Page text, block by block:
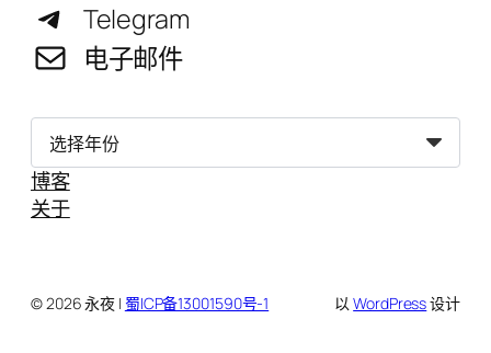
Telegram
电子邮件
归
博客
关于
© 2026 永夜 | 蜀ICP备13001590号-1 以WordPress设计